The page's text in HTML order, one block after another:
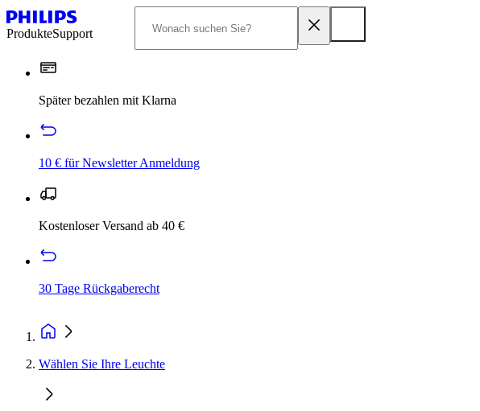
ProdukteSupport
Später bezahlen mit Klarna
10 € für Newsletter Anmeldung
Kostenloser Versand ab 40 €
30 Tage Rückgaberecht
Wählen Sie Ihre Leuchte